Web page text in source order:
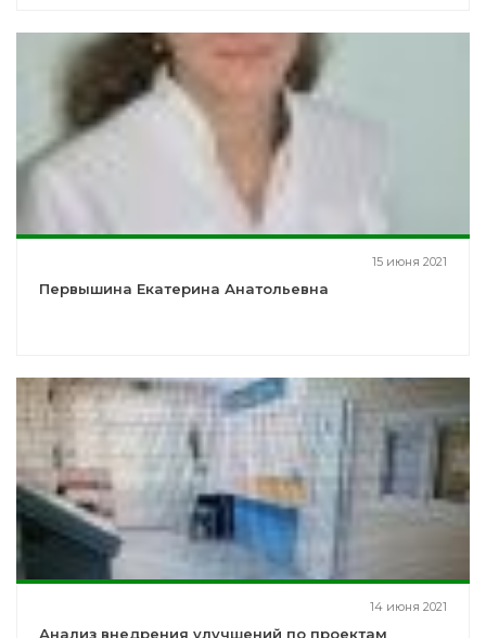
15 июня 2021
Первышина Екатерина Анатольевна
14 июня 2021
Анализ внедрения улучшений по проектам